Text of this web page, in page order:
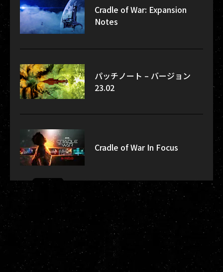
Cradle of War: Expansion
Notes
パッチノート – バージョン
23.02
Cradle of War In Focus